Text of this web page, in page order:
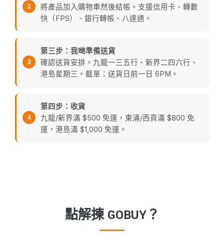
將產品加入購物車然後結帳。支援信用卡、轉數
快（FPS）、銀行轉帳、八達通。
第三步：我哋準備送貨
確認送貨安排。九龍一三五行、新界二四六行、
港島星期三。截單：送貨日前一日 6PM。
第四步：收貨
九龍/新界滿 $500 免運，東涌/西貢滿 $800 免
運，港島滿 $1,000 免運。
點解揀 GOBUY？